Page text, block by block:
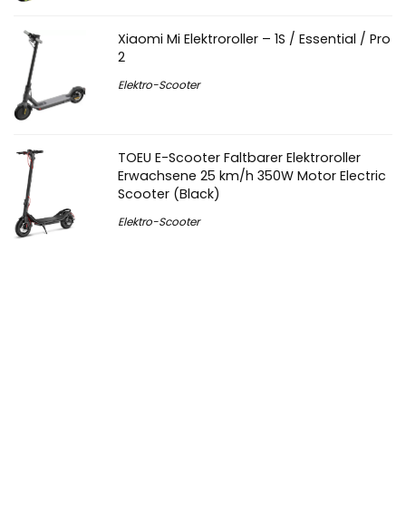
Xiaomi Mi Elektroroller – 1S / Essential / Pro
2
Elektro-Scooter
TOEU E-Scooter Faltbarer Elektroroller
Erwachsene 25 km/h 350W Motor Electric
Scooter (Black)
Elektro-Scooter